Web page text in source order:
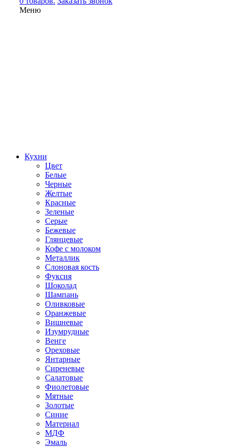
Меню
Кухни
Цвет
Белые
Черные
Желтые
Красные
Зеленые
Серые
Бежевые
Глянцевые
Кофе с молоком
Металлик
Слоновая кость
Фуксия
Шоколад
Шампань
Оливковые
Оранжевые
Вишневые
Изумрудные
Венге
Ореховые
Янтарные
Сиреневые
Салатовые
Фиолетовые
Мятные
Золотые
Синие
Материал
МДФ
Эмаль